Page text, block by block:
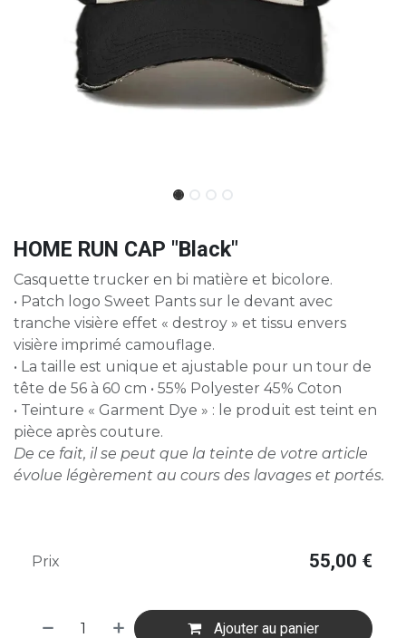
HOME RUN CAP "Black"
Casquette trucker en bi matière et bicolore.
• Patch logo Sweet Pants sur le devant avec
tranche visière effet « destroy » et tissu envers
visière imprimé camouflage.
• La taille est unique et ajustable pour un tour de
tête de 56 à 60 cm • 55% Polyester 45% Coton
• Teinture « Garment Dye » : le produit est teint en
pièce après couture.
De ce fait, il se peut que la teinte de votre article
évolue légèrement au cours des lavages et portés.
Ajouter au panier
Prix 55,00 €